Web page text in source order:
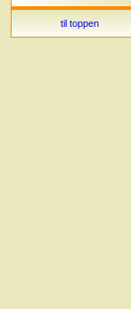
til toppen